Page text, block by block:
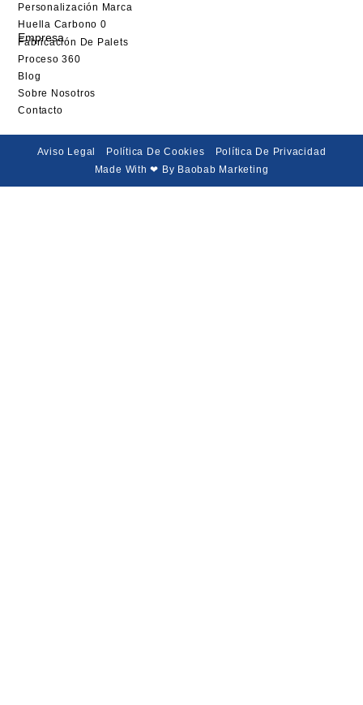
Personalización Marca
Huella Carbono 0
Empresa
Fabricación De Palets
Proceso 360
Blog
Sobre Nosotros
Contacto
Aviso Legal Política De Cookies
Política De Privacidad
Made With ❤ By Baobab Marketing